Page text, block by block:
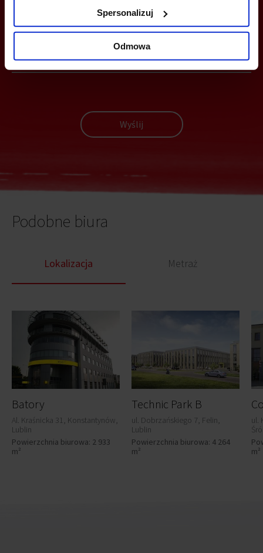
Spersonalizuj
Odmowa
MOŻESZ TEŻ ZOSTAWIĆ SWÓJ NUMER, A MY SKONTAKTUJEMY SIĘ
Wyślij
Podobne biura
Lokalizacja Metraż
Batory
Al. Kraśnicka 31, Konstantynów,
Lublin
Powierzchnia biurowa: 2 933
m²
Technic Park B
ul. Dobrzańskiego 7, Felin,
Lublin
Powierzchnia biurowa: 4 264
m²
ul.
m²